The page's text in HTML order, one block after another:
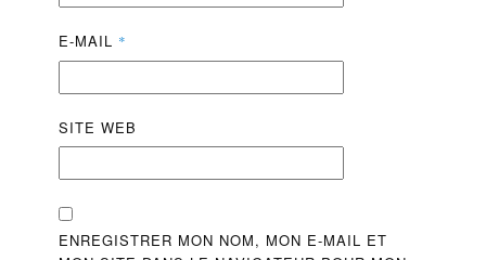
E-MAIL *
SITE WEB
ENREGISTRER MON NOM, MON E-MAIL ET